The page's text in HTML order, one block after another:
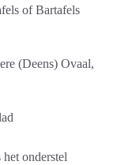
of Bartafels
(Deens) Ovaal,
onderstel